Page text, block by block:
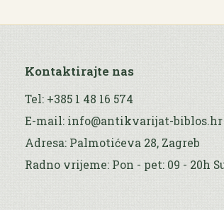
Kontaktirajte nas
Tel: +385 1 48 16 574
E-mail: info@antikvarijat-biblos.hr
Adresa: Palmotićeva 28, Zagreb
Radno vrijeme: Pon - pet: 09 - 20h